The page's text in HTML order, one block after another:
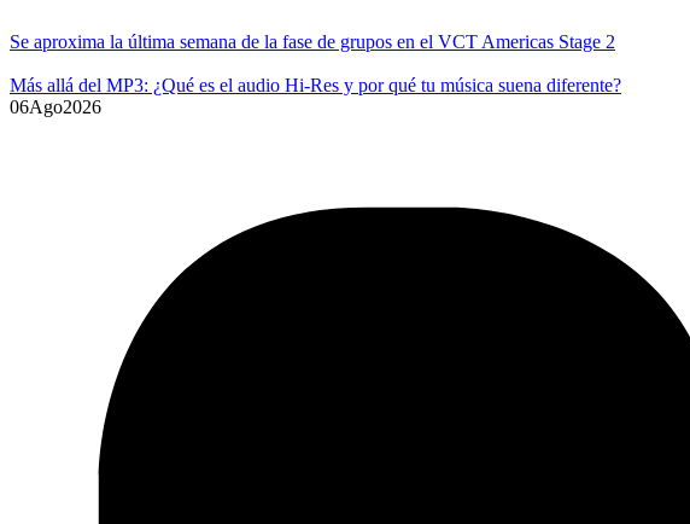
Se aproxima la última semana de la fase de grupos en el VCT Americas Stage 2
Más allá del MP3: ¿Qué es el audio Hi-Res y por qué tu música suena diferente?
06Ago2026